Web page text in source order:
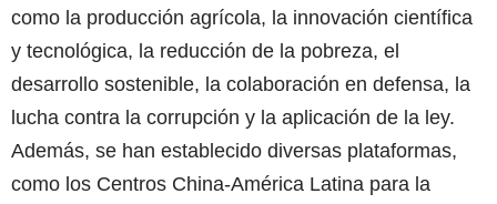
como la producción agrícola, la innovación científica
y tecnológica, la reducción de la pobreza, el
desarrollo sostenible, la colaboración en defensa, la
lucha contra la corrupción y la aplicación de la ley.
Además, se han establecido diversas plataformas,
como los Centros China-América Latina para la